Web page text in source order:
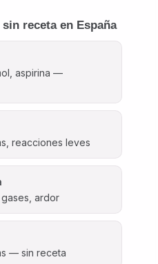
receta en España
aspirina —
reacciones leves
ardor
— sin receta